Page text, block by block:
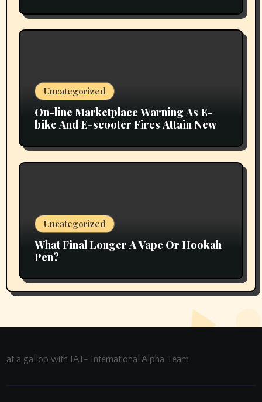
Uncategorized
On-line Marketplace Warning As E-
bike And E-scooter Fires Attain New
Uncategorized
What Final Longer A Vape Or Hookah
Pen?
at a gallop with IAT- International Alpha Team